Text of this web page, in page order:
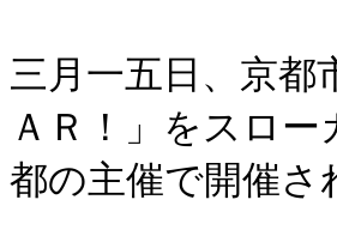
三月一五日、京
ＡＲ！」をスロ
都の主催で開催さ